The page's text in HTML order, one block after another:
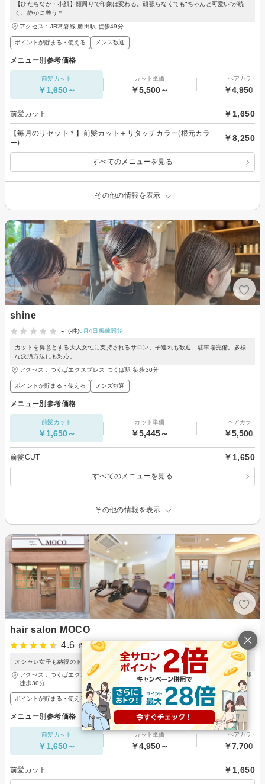
【ひたちなか・小顔】顔周りで印象は変わる。頑張らなくても“ちゃんと可愛い”が続
く、静かに整う＊
アクセス：JR常磐線 勝田駅 徒歩49分
ポイントが貯まる・使える メンズ歓迎
メニュー別参考価格
前髪カット
￥1,650～
カット単価
￥5,500～
ヘアカラー
￥4,950～
前髪カット ￥1,650
【毎月のリセット＊】前髪カット＋リタッチカラー(根元カラ
ー)
￥8,250
すべてのメニューを見る
その他の情報を表示
shine
-
(-件)6月4日掲載開始
カットを得意とする大人女性に支持されるサロン。子連れも歓迎、駐車場完備。多様
な決済方法にも対応。
アクセス：つくばエクスプレス つくば駅 徒歩30分
ポイントが貯まる・使える メンズ歓迎
メニュー別参考価格
前髪カット
￥1,650～
カット単価
￥5,445～
ヘアカラー
￥5,500～
前髪CUT ￥1,650
すべてのメニューを見る
その他の情報を表示
hair salon MOCO
4.6
(50件)
オシャレ女子も納得のトレンドを取り入れたデザインで垢抜けヘアに・・・♪♪
アクセス：つくばエクスプレス 研究学園駅 徒歩30分、つくばエクスプレス つくば駅
徒歩30分
ポイントが貯まる・使える メンズ歓迎
メニュー別参考価格
前髪カット
￥1,650～
カット単価
￥4,950～
ヘアカラー
￥7,700～
前髪カット ￥1,650